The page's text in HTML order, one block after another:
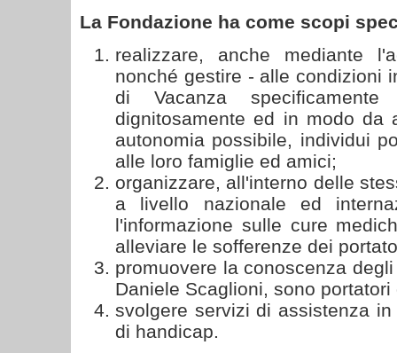
La Fondazione ha come scopi
realizzare, anche mediante
nonché gestire - alle condizioni
di Vacanza
dignitosamente ed in modo da
autonomia possibile, individui
alle loro famiglie ed amici;
organizzare, all'interno delle
a livello nazionale ed
l'informazione sulle cure
alleviare le sofferenze dei
promuovere la conoscenza
Daniele Scaglioni, sono
svolgere servizi di assistenza
di handicap.